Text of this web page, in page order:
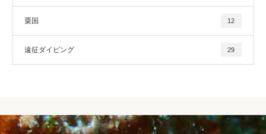
粟国 12
遠征ダイビング 29